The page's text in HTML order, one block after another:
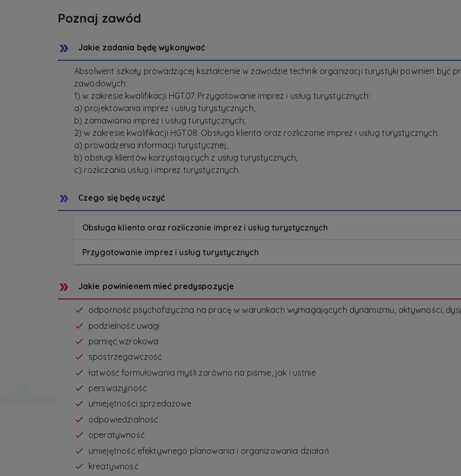
Poznaj zawód
Jakie zadania będę wykonywać
Absolwent szkoły prowadzącej kształcenie w zawodzie technik organizacji turystyki powinien być
zawodowych:
1) w zakresie kwalifikacji HGT.07. Przygotowanie imprez i usług turystycznych:
a) projektowania imprez i usług turystycznych,
b) zamawiania imprez i usług turystycznych;
2) w zakresie kwalifikacji HGT.08. Obsługa klienta oraz rozliczanie imprez i usług turystycznych:
a) prowadzenia informacji turystycznej,
b) obsługi klientów korzystających z usług turystycznych,
c) rozliczania usług i imprez turystycznych.
Czego się będę uczyć
Obsługa klienta oraz rozliczanie imprez i usług turystycznych
Przygotowanie imprez i usług turystycznych
Jakie powinienem mieć predyspozycje
odporność psychofizyczna na pracę w warunkach wymagających dynamizmu, aktywności,
podzielność uwagi
pamięć wzrokowa
spostrzegawczość
łatwość formułowania myśli zarówno na piśmie, jak i ustnie
perswazyjność
umiejętności sprzedażowe
odpowiedzialność
operatywność
umiejętność efektywnego planowania i organizowania działań
kreatywność